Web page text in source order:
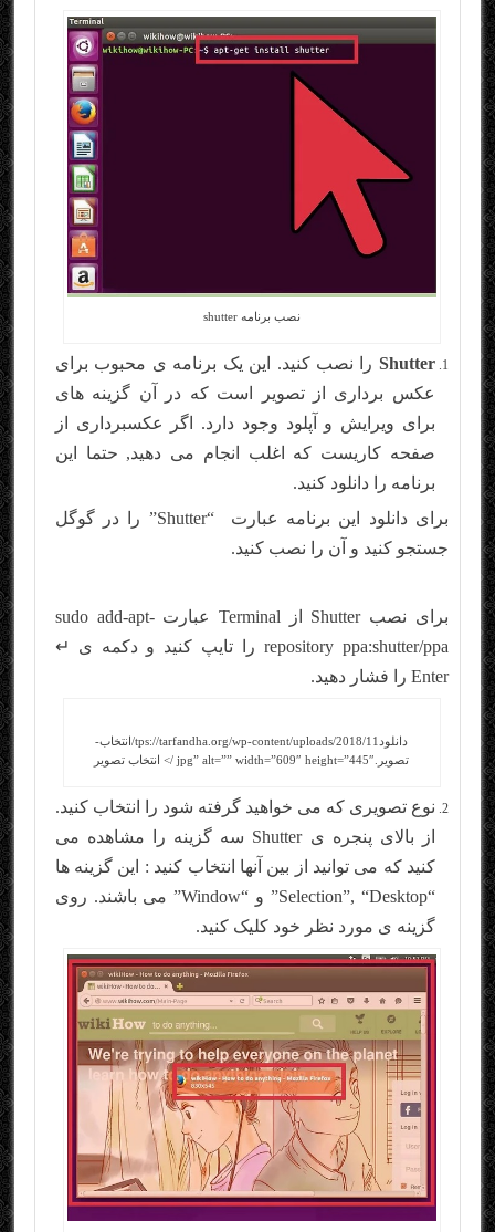
نصب برنامه shutter
Shutter را نصب کنید. این یک برنامه ی محبوب برای
عکس برداری از تصویر است که در آن گزینه های
برای ویرایش و آپلود وجود دارد. اگر عکسبرداری از
صفحه کاریست که اغلب انجام می دهید, حتما این
برنامه را دانلود کنید.
برای دانلود این برنامه عبارت “Shutter” را در گوگل
جستجو کنید و آن را نصب کنید.
برای نصب Shutter از Terminal عبارت sudo add-apt-
repository ppa:shutter/ppa را تایپ کنید و دکمه ی ↵
Enter را فشار دهید.
دانلودtps://tarfandha.org/wp-content/uploads/2018/11/انتخاب-
تصویر.jpg” alt=”” width=”609″ height=”445″ /> انتخاب تصویر
نوع تصویری که می خواهید گرفته شود را انتخاب کنید.
از بالای پنجره ی Shutter سه گزینه را مشاهده می
کنید که می توانید از بین آنها انتخاب کنید : این گزینه ها
“Selection”, “Desktop” و “Window” می باشند. روی
گزینه ی مورد نظر خود کلیک کنید.